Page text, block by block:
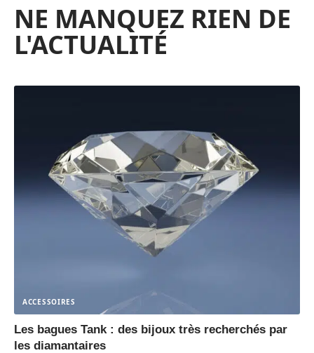
NE MANQUEZ RIEN DE
L'ACTUALITÉ
ACCESSOIRES
Les bagues Tank : des bijoux très recherchés par
les diamantaires